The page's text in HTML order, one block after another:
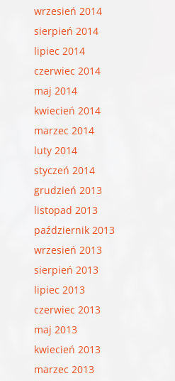
wrzesień 2014
sierpień 2014
lipiec 2014
czerwiec 2014
maj 2014
kwiecień 2014
marzec 2014
luty 2014
styczeń 2014
grudzień 2013
listopad 2013
październik 2013
wrzesień 2013
sierpień 2013
lipiec 2013
czerwiec 2013
maj 2013
kwiecień 2013
marzec 2013